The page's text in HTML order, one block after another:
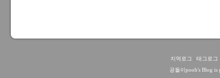
지역로그 : 태그로그
공돌이pooh's Blog is